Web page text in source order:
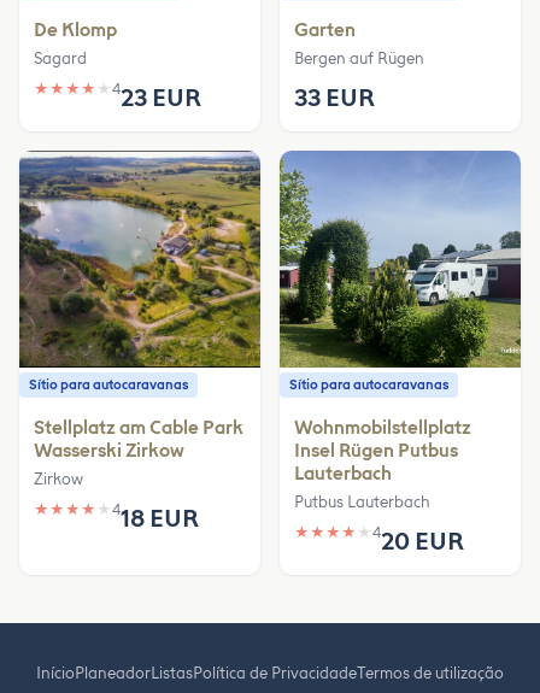
De Klomp
Sagard
★ ★ ★ ★ ★ 423 EUR
Garten
Bergen auf Rügen
33 EUR
Sítio para autocaravanas
Stellplatz am Cable Park
Wasserski Zirkow
Zirkow
★ ★ ★ ★ ★ 418 EUR
Sítio para autocaravanas
Wohnmobilstellplatz
Insel Rügen Putbus
Lauterbach
Putbus Lauterbach
★ ★ ★ ★ ★ 420 EUR
InícioPlaneadorListasPolítica de PrivacidadeTermos de utilização